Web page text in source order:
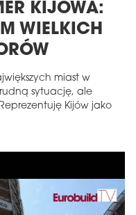
KIJOWA:
WIELKICH
miast w
sytuację, ale
Kijów jako